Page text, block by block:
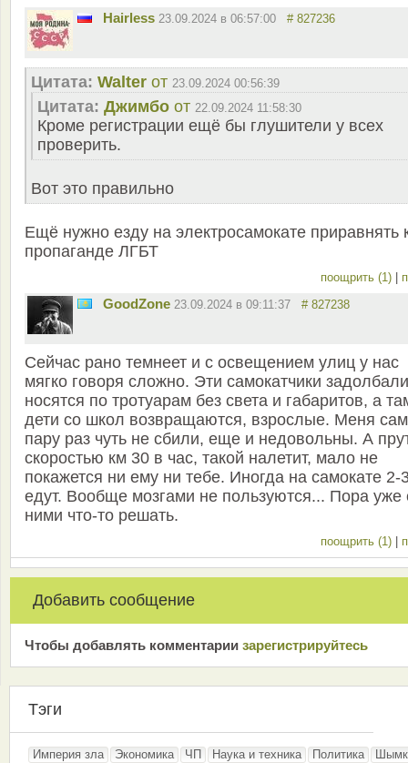
Hairless 23.09.2024 в 06:57:00 # 827236
Цитата: Walter от 23.09.2024 00:56:39
Цитата: Джимбо от 22.09.2024 11:58:30
Кроме регистрации ещё бы глушители у всех
проверить.
Вот это правильно
Ещё нужно езду на электросамокате приравнять
пропаганде ЛГБТ
поощрить (1)
GoodZone 23.09.2024 в 09:11:37 # 827238
Сейчас рано темнеет и с освещением улиц у нас
мягко говоря сложно. Эти самокатчики
носятся по тротуарам без света и габаритов, а
дети со школ возвращаются, взрослые. Меня
пару раз чуть не сбили, еще и недовольны. А
скоростью км 30 в час, такой налетит, мало не
покажется ни ему ни тебе. Иногда на самокате 2-
едут. Вообще мозгами не пользуются... Пора уже
ними что-то решать.
поощрить (1)
Добавить сообщение
Чтобы добавлять комментарии зарeгиcтрирyйтeсь
Тэги
Империя зла Экономика ЧП Наука и техника Политика